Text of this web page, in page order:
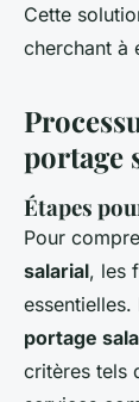
Cette
cherchant à
portage
Étapes
Pour
salarial, les
portage
critères tels